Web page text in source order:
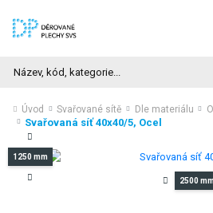
Úvod Svařované sítě Dle materiálu
Svařovaná síť 40x40/5, Ocel
1250 mm
2500 mm